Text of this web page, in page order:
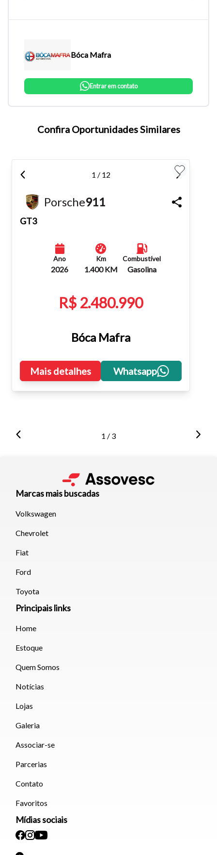
Tamanho do texto
atalhos Ctrl+ (para aumentar) e Ctrl- (para diminuir) no seu
teclado.
Fechar
Bóca Mafra
Entrar em contato
Confira Oportunidades Similares
1 / 12
Porsche911
GT3
Ano
2026
Km
1.400 KM
Combustível
Gasolina
R$ 2.480.990
Bóca Mafra
Mais detalhes Whatsapp
1 / 3
Marcas mais buscadas
Volkswagen
Chevrolet
Fiat
Ford
Toyota
Principais links
Home
Estoque
Quem Somos
Notícias
Lojas
Galeria
Associar-se
Parcerias
Contato
Favoritos
Mídias sociais